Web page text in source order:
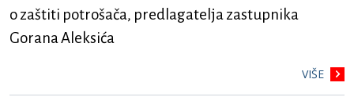
o zaštiti potrošača, predlagatelja zastupnika
Gorana Aleksića
VIŠE